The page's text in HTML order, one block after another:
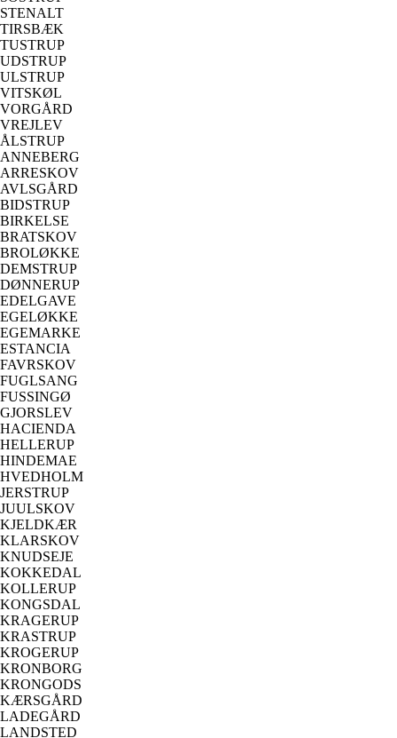
STENALT
TIRSBÆK
TUSTRUP
UDSTRUP
ULSTRUP
VITSKØL
VORGÅRD
VREJLEV
ÅLSTRUP
ANNEBERG
ARRESKOV
AVLSGÅRD
BIDSTRUP
BIRKELSE
BRATSKOV
BROLØKKE
DEMSTRUP
DØNNERUP
EDELGAVE
EGELØKKE
EGEMARKE
ESTANCIA
FAVRSKOV
FUGLSANG
FUSSINGØ
GJORSLEV
HACIENDA
HELLERUP
HINDEMAE
HVEDHOLM
JERSTRUP
JUULSKOV
KJELDKÆR
KLARSKOV
KNUDSEJE
KOKKEDAL
KOLLERUP
KONGSDAL
KRAGERUP
KRASTRUP
KROGERUP
KRONBORG
KRONGODS
KÆRSGÅRD
LADEGÅRD
LANDSTED